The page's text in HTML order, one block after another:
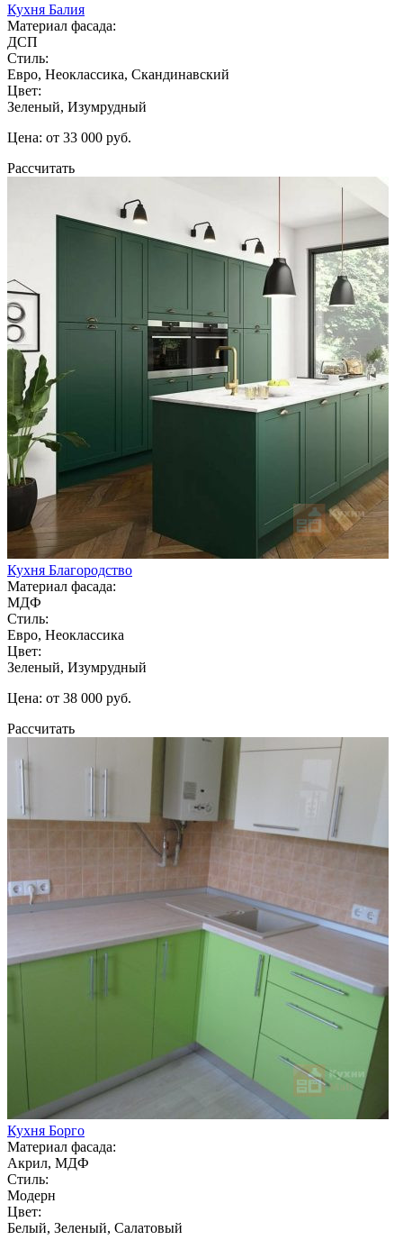
Кухня Балия
Материал фасада:
ДСП
Стиль:
Евро, Неоклассика, Скандинавский
Цвет:
Зеленый, Изумрудный
Цена: от 33 000 руб.
Рассчитать
Кухня Благородство
Материал фасада:
МДФ
Стиль:
Евро, Неоклассика
Цвет:
Зеленый, Изумрудный
Цена: от 38 000 руб.
Рассчитать
Кухня Борго
Материал фасада:
Акрил, МДФ
Стиль:
Модерн
Цвет:
Белый, Зеленый, Салатовый